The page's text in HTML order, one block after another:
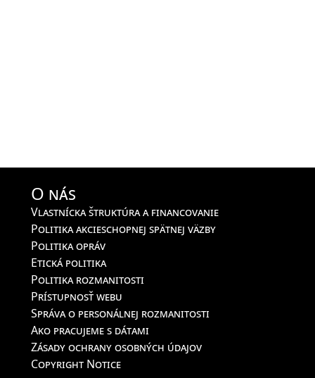
O nás
Vlastnícka štruktúra a financovanie
Politika akcieschopnej spätnej väzby
Politika opráv
Etická politika
Politika rozmanitosti
Prístupnosť webu
Správa o personálnej rozmanitosti
Ako pracujeme s dátami
Zásady ochrany osobných údajov
Copyright Notice